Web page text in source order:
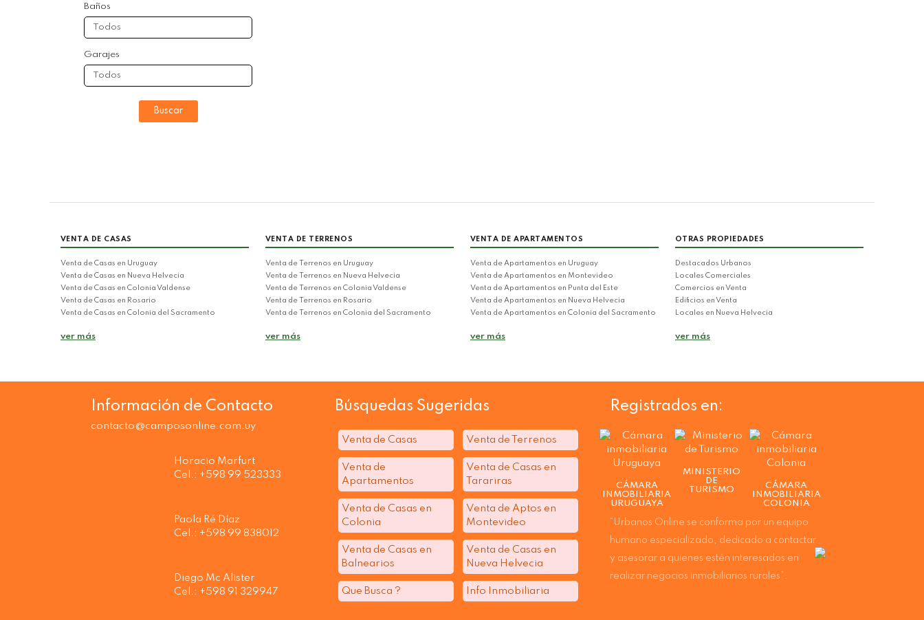
Baños
Garajes
Buscar
VENTA DE CASAS
Venta de Casas en Uruguay
Venta de Casas en Nueva Helvecia
Venta de Casas en Colonia Valdense
Venta de Casas en Rosario
Venta de Casas en Colonia del Sacramento
ver más
VENTA DE TERRENOS
Venta de Terrenos en Uruguay
Venta de Terrenos en Nueva Helvecia
Venta de Terrenos en Colonia Valdense
Venta de Terrenos en Rosario
Venta de Terrenos en Colonia del Sacramento
ver más
VENTA DE APARTAMENTOS
Venta de Apartamentos en Uruguay
Venta de Apartamentos en Montevideo
Venta de Apartamentos en Punta del Este
Venta de Apartamentos en Nueva Helvecia
Venta de Apartamentos en Colonia del Sacramento
ver más
OTRAS PROPIEDADES
Destacados Urbanos
Locales Comerciales
Comercios en Venta
Edificios en Venta
Locales en Nueva Helvecia
ver más
Información de Contacto
contacto@camposonline.com.uy
Horacio Marfurt
Cel.: +598 99 523333
Paola Ré Díaz
Cel.: +598 99 838012
Diego Mc Alister
Cel.: +598 91 329947
Búsquedas Sugeridas
Venta de Casas Venta de Terrenos
Venta de
Apartamentos
Venta de Casas en
Tarariras
Venta de Casas en
Colonia
Venta de Aptos en
Montevideo
Venta de Casas en
Balnearios
Venta de Casas en
Nueva Helvecia
Que Busca ? Info Inmobiliaria
Registrados en:
CÁMARA
INMOBILIARIA
URUGUAYA
MINISTERIO
DE
TURISMO
CÁMARA
INMOBILIARIA
COLONIA
“Urbanos Online se conforma por un equipo
humano especializado, dedicado a contactar
y asesorar a quienes estén interesados en
realizar negocios inmobiliarios rurales”.